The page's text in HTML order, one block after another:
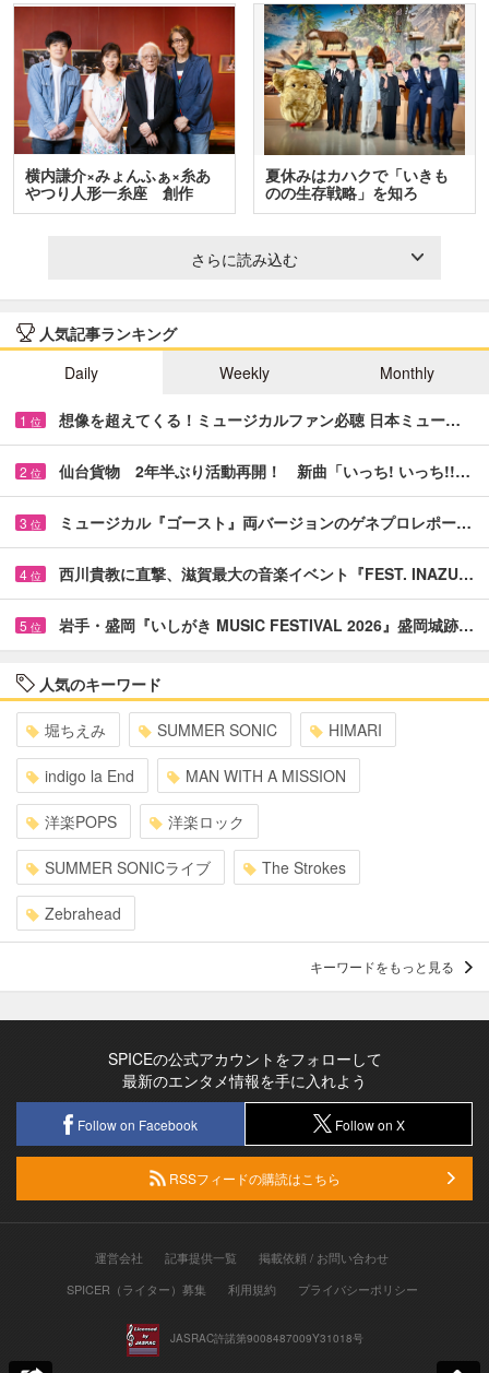
横内謙介×みょんふぁ×糸あ
やつり人形一糸座 創作
人…
夏休みはカハクで「いきも
のの生存戦略」を知ろ
う！ …
さらに読み込む
人気記事ランキング
Daily
Weekly Monthly
1 位 想像を超えてくる！ミュージカルファン必聴 日本ミュー…
2 位 仙台貨物 2年半ぶり活動再開！ 新曲「いっち! いっち!!…
3 位 ミュージカル『ゴースト』両バージョンのゲネプロレポー…
4 位 西川貴教に直撃、滋賀最大の音楽イベント『FEST. INAZU…
5 位 岩手・盛岡『いしがき MUSIC FESTIVAL 2026』盛岡城跡…
人気のキーワード
堀ちえみ SUMMER SONIC HIMARI
indigo la End MAN WITH A MISSION
洋楽POPS 洋楽ロック
SUMMER SONICライブ The Strokes
Zebrahead
キーワードをもっと見る
SPICEの公式アカウントをフォローして
最新のエンタメ情報を手に入れよう
Follow on Facebook Follow on X
RSSフィードの購読はこちら
運営会社 記事提供一覧
掲載依頼 / お問い合わせ
SPICER（ライター）募集
利用規約 プライバシーポリシー
JASRAC許諾第9008487009Y31018号